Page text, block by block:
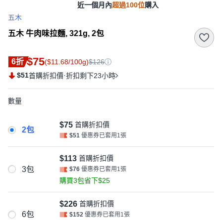
近一個月內超過100位購入
五木
五木 牛肉味拉麵, 321g, 2包
6折 $75($11.68/100g)$126
$51首購折扣價·折扣剩下23小時
數量
2包
$75 首購折扣價
$51 優惠券已套用1張
3包
$113 首購折扣價
$76 優惠券已套用1張
購買3包省下$25
6包
$226 首購折扣價
$152 優惠券已套用1張